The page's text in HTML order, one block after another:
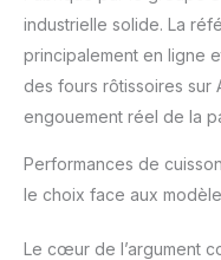
industrielle solide. La
principalement en ligne
des fours rôtissoires sur
engouement réel de la
Performances de
le choix face aux
Le cœur de l’argument